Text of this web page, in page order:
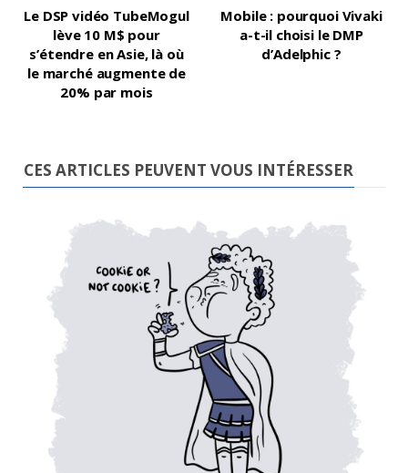
Le DSP vidéo TubeMogul
lève 10 M$ pour
s’étendre en Asie, là où
le marché augmente de
20% par mois
Mobile : pourquoi Vivaki
a-t-il choisi le DMP
d’Adelphic ?
CES ARTICLES PEUVENT VOUS INTÉRESSER